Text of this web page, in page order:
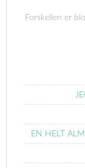
Forskellen er
EN HELT